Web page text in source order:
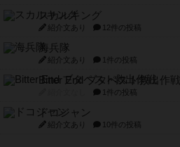
スカルキング
紹介文あり 12件の投稿
海兵隊
紹介文あり 1件の投稿
Bitter End ブタペスト救出作戦
1件の投稿
ドコジャン
紹介文あり 10件の投稿